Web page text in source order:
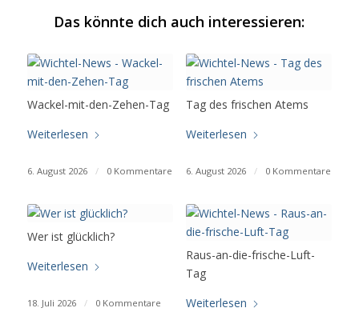
Das könnte dich auch interessieren:
Wackel-mit-den-Zehen-Tag
Weiterlesen
6. August 2026 / 0 Kommentare
Tag des frischen Atems
Weiterlesen
6. August 2026 / 0 Kommentare
Wer ist glücklich?
Weiterlesen
18. Juli 2026 / 0 Kommentare
Raus-an-die-frische-Luft-
Tag
Weiterlesen